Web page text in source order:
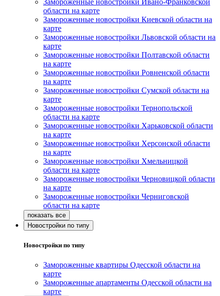
Замороженные новостройки Ивано-Франковской
области на карте
Замороженные новостройки Киевской области на
карте
Замороженные новостройки Львовской области на
карте
Замороженные новостройки Полтавской области
на карте
Замороженные новостройки Ровненской области
на карте
Замороженные новостройки Сумской области на
карте
Замороженные новостройки Тернопольской
области на карте
Замороженные новостройки Харьковской области
на карте
Замороженные новостройки Херсонской области
на карте
Замороженные новостройки Хмельницкой
области на карте
Замороженные новостройки Черновицкой области
на карте
Замороженные новостройки Черниговской
области на карте
Новостройки по типу
Новостройки по типу
Замороженные квартиры Одесской области на
карте
Замороженные апартаменты Одесской области на
карте